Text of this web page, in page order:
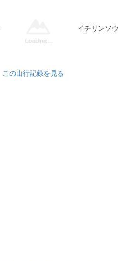
イチリンソウ
この山行記録を見る